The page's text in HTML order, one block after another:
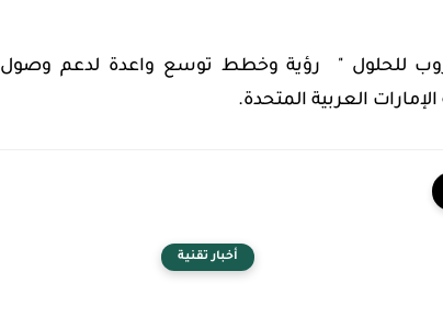
للحلول " رؤية وخطط توسع واعدة لدعم
العربية المتحدة.
أخبار تقنية